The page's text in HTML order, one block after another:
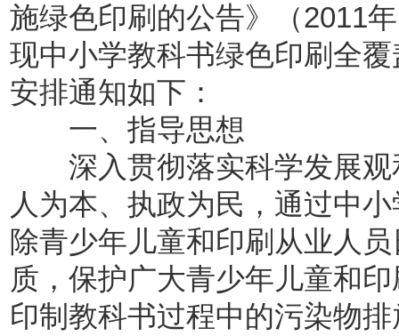
施绿色印刷的公告》（2011
现中小学教科书绿色印刷全
安排通知如下：
一、指导思想
深入贯彻落实科学发展观
人为本、执政为民，通过中
除青少年儿童和印刷从业人
质，保护广大青少年儿童和
印制教科书过程中的污染物